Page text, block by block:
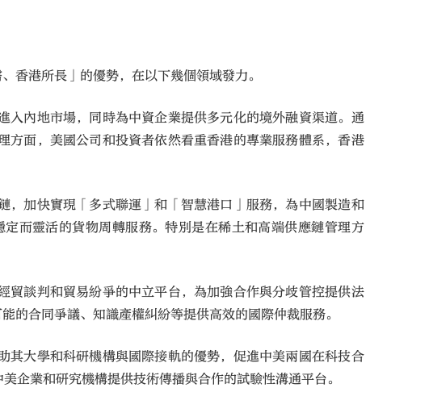
香港所長」的優勢，在以下幾個領域發力。
內地市場，同時為中資企業提供多元化的境外融資渠道。通
面，美國公司和投資者依然看重香港的專業服務體系，香港
加快實現「多式聯運」和「智慧港口」服務，為中國製造和
而靈活的貨物周轉服務。特別是在稀土和高端供應鏈管理方
談判和貿易紛爭的中立平台，為加強合作與分歧管控提供法
的合同爭議、知識產權糾紛等提供高效的國際仲裁服務。
大學和科研機構與國際接軌的優勢，促進中美兩國在科技合
企業和研究機構提供技術傳播與合作的試驗性溝通平台。